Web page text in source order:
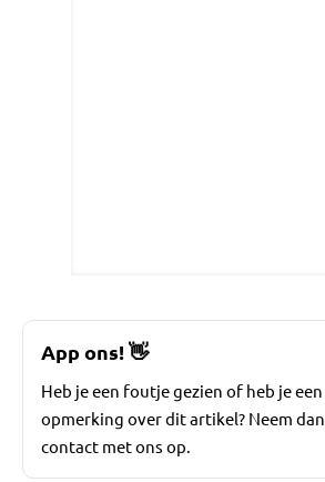
App ons! 👋
Heb je een foutje gezien of heb je een
opmerking over dit artikel? Neem dan
contact met ons op.